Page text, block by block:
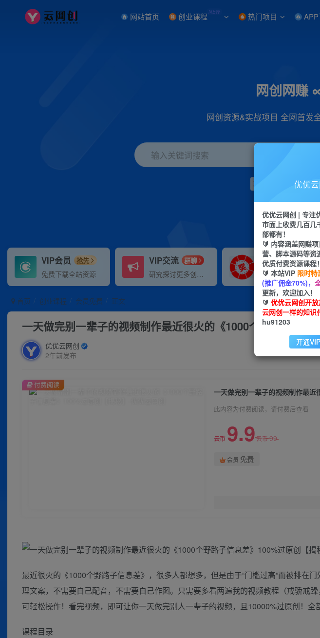
网站首页 创业课程 NEW 热门项目 APP
网创网赚
网创资源&实战项目 全网首发
输入关键词搜索
项目 引流
VIP会员 抢先
免费下载全站资源
VIP交流 群聊
研究探讨更多创业项目路子。
VIP推广
70%分佣
会员专属推广链接
首页 创业课程 会员免费 正文
一天做完别一辈子的视频制作最近很火的《1000个野路子信息
优优云网创
2年前发布
此内容为付费阅读，请付费后查看
云币 9.9云币99
会员 免费
付费阅读
最近很火的《1000个野路子信息差》，很多人都想多，但是由于“门槛过高”而被排在
理文案，不需要自己配音，不需要自己作图。只需要多看两遍我的视频教程（戒骄戒
可轻松操作！看完视频，即可让你一天做完别人一辈子的视频，且10000%过原创！全
课程目录
优优
优优云网创 | 专注
市面上收费几百几
部都有！
🔰 内容涵盖网赚
营、脚本源码等资
优质付费资源课程！
🔰 本站VIP 限时特
(推广佣金70%)，
更新，欢迎加入！
🔰 优优云网创开
云网创一样的知识
hu91203
开通